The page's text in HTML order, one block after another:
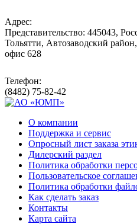
Адрес:
Представительство: 445043,
Тольятти, Автозаводский
офис 628
Телефон:
(8482) 75-82-42
О компании
Поддержка и сервис
Опросный лист заказа
Дилерский раздел
Политика обработки
Пользовательское
Политика обработки
Как сделать заказ
Контакты
Карта сайта